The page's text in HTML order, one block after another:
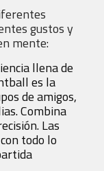
gustos y
mente:
llena de
es la
de amigos,
Combina
Las
todo lo